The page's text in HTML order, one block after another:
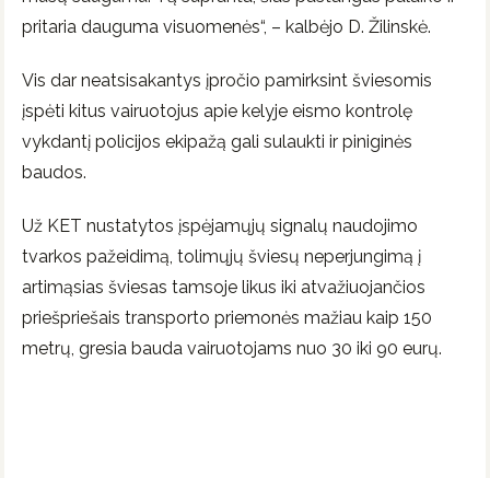
pritaria dauguma visuomenės“, – kalbėjo D. Žilinskė.
Vis dar neatsisakantys įpročio pamirksint šviesomis
įspėti kitus vairuotojus apie kelyje eismo kontrolę
vykdantį policijos ekipažą gali sulaukti ir piniginės
baudos.
Už KET nustatytos įspėjamųjų signalų naudojimo
tvarkos pažeidimą, tolimųjų šviesų neperjungimą į
artimąsias šviesas tamsoje likus iki atvažiuojančios
priešpriešais transporto priemonės mažiau kaip 150
metrų, gresia bauda vairuotojams nuo 30 iki 90 eurų.